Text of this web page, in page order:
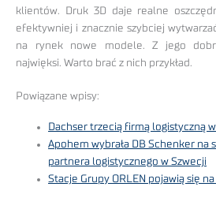
klientów. Druk 3D daje realne
efektywniej i znacznie szybciej
na rynek nowe modele. Z jego
najwięksi. Warto brać z nich przykład.
Powiązane wpisy:
Dachser trzecią firmą logistyczną
Apohem wybrała DB Schenker na
partnera logistycznego w Szwecji
Stacje Grupy ORLEN pojawią się na